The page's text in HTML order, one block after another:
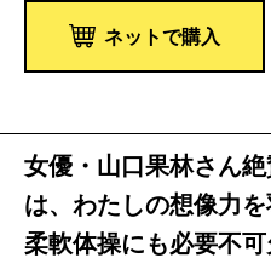
ネットで購入
女優・山口果林さん
は、わたしの想像力
柔軟体操にも必要不可